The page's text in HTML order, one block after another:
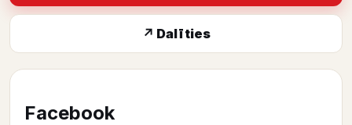
↗ Dalīties
Facebook